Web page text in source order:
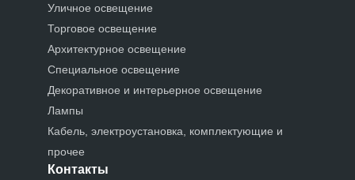
Уличное освещение
Торговое освещение
Архитектурное освещение
Специальное освещение
Декоративное и интерьерное освещение
Лампы
Кабель, электроустановка, комплектующие и
прочее
Контакты